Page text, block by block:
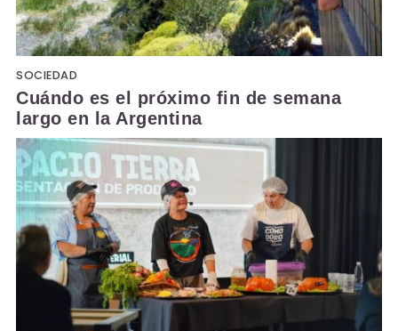
SOCIEDAD
Cuándo es el próximo fin de semana
largo en la Argentina